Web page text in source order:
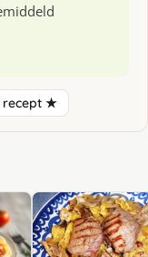
recept ★